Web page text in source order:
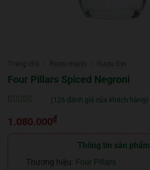
Four Pillars Spiced Negroni
trênđánh
giá
(126 đánh giá của khách hàng)
1.080.000₫
Thông tin sản phẩm
Thương hiệu: Four Pillars